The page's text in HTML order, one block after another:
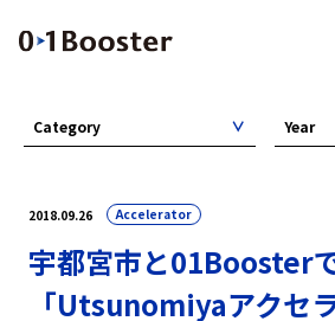
2018.09.26 Accelerator
宇都宮市と01Booster
「Utsunomiyaアクセ
Category Year